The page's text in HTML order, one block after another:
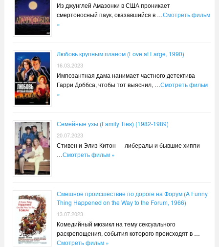
Из джунглей Амазонки в США проникает
смертоносный паук, оказавшийся в …Смотреть фильм
»
Любовь крупным планом (Love at Large, 1990)
16.03.2023
Импозантная дама нанимает частного детектива
Гарри Доббса, чтобы тот выяснил, …Смотреть фильм
»
Семейные узы (Family Ties) (1982-1989)
20.07.2023
Стивен и Элиз Китон — либералы и бывшие хиппи —
…Смотреть фильм »
Смешное происшествие по дороге на Форум (A Funny
Thing Happened on the Way to the Forum, 1966)
13.07.2023
Комедийный мюзикл на тему сексуального
раскрепощения, события которого происходят в …
Смотреть фильм »